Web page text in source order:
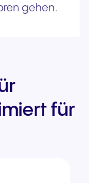
gehen.
für